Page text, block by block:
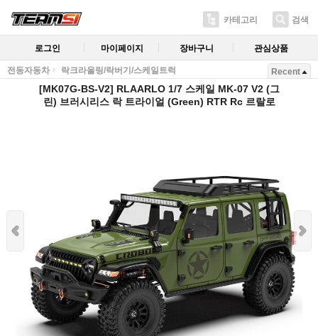
카테고리 검색
로그인 마이페이지 장바구니 관심상품
전동자동차 락크라울링/락버기/스케일트럭 Recent
[MK07G-BS-V2] RLAARLO 1/7 스케일 MK-07 V2 (그
린) 브러시리스 락 트라이얼 (Green) RTR Rc 르랄로